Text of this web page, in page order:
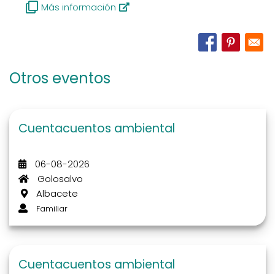
Más información
Otros eventos
Cuentacuentos ambiental
06-08-2026
Golosalvo
Albacete
Familiar
Cuentacuentos ambiental